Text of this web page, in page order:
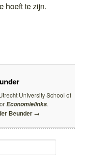
hoeft te zijn.
University School of
Economielinks.
Beunder →